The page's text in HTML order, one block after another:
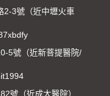
2-3號（近中壢火車
5號（近新菩提醫院/
號（近成大醫院）